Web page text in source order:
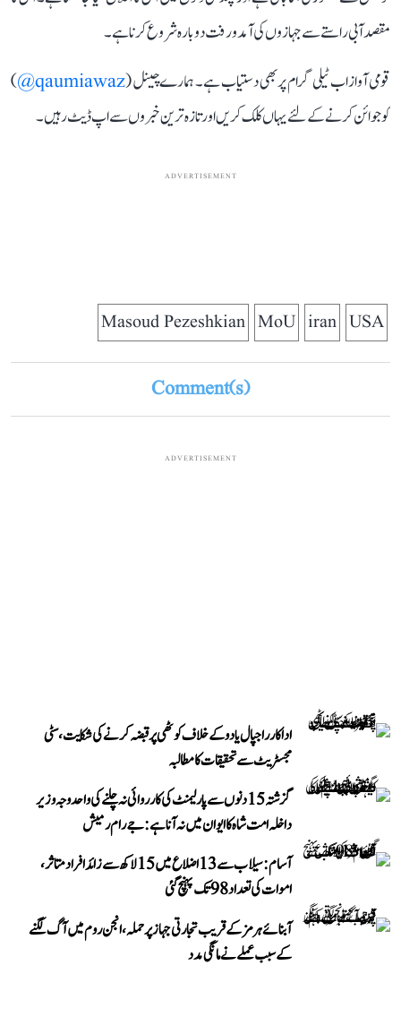
مقصد آبی راستے سے جہازوں کی آمدورفت دوبارہ شروع کرنا ہے۔
قومی آواز اب ٹیلی گرام پر بھی دستیاب ہے۔ ہمارے چینل (qaumiawaz@
)
کو جوائن کرنے کے لئے یہاں کلک کریں اور تازہ ترین خبروں سے اپ ڈیٹ رہیں۔
ADVERTISEMENT
USA
iran
MoU
Masoud Pezeshkian
Comment(s)
ADVERTISEMENT
اداکار راجپال یادو کے خلاف کوٹھی پر قبضہ کرنے کی شکایت، سٹی
مجسٹریٹ سے تحقیقات کا مطالبہ
گزشتہ 15 دنوں سے پارلیمنٹ کی کارروائی نہ چلنے کی واحد وجہ وزیر
داخلہ امت شاہ کا ایوان میں نہ آنا ہے: جے رام رمیش
آسام: سیلاب سے 13 اضلاع میں 15 لاکھ سے زائد افراد متاثر،
اموات کی تعداد 98 تک پہنچ گئی
آبنائے ہرمز کے قریب تجارتی جہاز پر حملہ، انجن روم میں آگ لگنے
کے سبب عملے نے مانگی مدد